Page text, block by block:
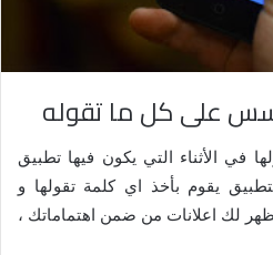
على كل ما تقوله
في الأثناء التي يكون فيها تطبيق
يقوم بأخذ اي كلمة تقولها و
لك اعلانات من ضمن اهتماماتك ،